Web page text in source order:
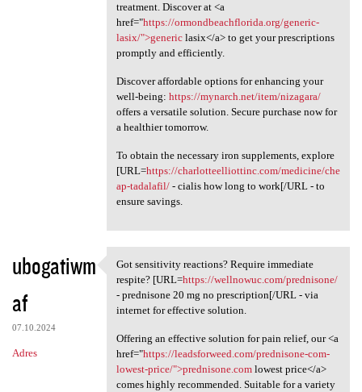
treatment. Discover at <a
href="https://ormondbeachflorida.org/generic-
lasix/">genericlasix</a> to get your prescriptions
promptly and efficiently.
Discover affordable options for enhancing your
well-being: https://mynarch.net/item/nizagara/
offers a versatile solution. Secure purchase now for
a healthier tomorrow.
To obtain the necessary iron supplements, explore
[URL=https://charlotteelliottinc.com/medicine/che
ap-tadalafil/- cialis how long to work[/URL - to
ensure savings.
ubogatiwm
af
07.10.2024
Adres
Got sensitivity reactions?
Got sensitivity reactions? Require immediate
respite? [URL=https://wellnowuc.com/prednisone/
- prednisone 20 mg no prescription[/URL - via
internet for effective solution.
Offering an effective solution for pain relief, our <a
href="https://leadsforweed.com/prednisone-com-
lowest-price/">prednisone.comlowest price</a>
comes highly recommended. Suitable for a variety